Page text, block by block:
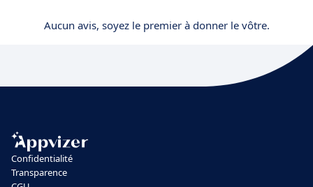
Aucun avis, soyez le premier à donner le vôtre.
Confidentialité
Transparence